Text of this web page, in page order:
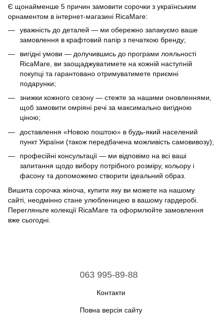
Є щонайменше 5 причин замовити сорочки з українським
орнаментом в інтернет-магазині RicaMare:
уважність до деталей — ми обережно запакуємо ваше
замовлення в крафтовий папір з печаткою бренду;
вигідні умови — долучившись до програми лояльності
RicaMare, ви заощаджуватимете на кожній наступній
покупці та гарантовано отримуватимете приємні
подарунки;
знижки кожного сезону — стежте за нашими оновленнями,
щоб замовити омріяні речі за максимально вигідною
ціною;
доставлення «Новою поштою» в будь-який населений
пункт України (також передбачена можливість самовивозу);
професійні консультації — ми відповімо на всі ваші
запитання щодо вибору потрібного розміру, кольору і
фасону та допоможемо створити ідеальний образ.
Вишита сорочка жіноча, купити яку ви можете на нашому
сайті, неодмінно стане улюбленицею в вашому гардеробі.
Перегляньте колекції RicaMare та оформлюйте замовлення
вже сьогодні.
063 995-89-88
Контакти
Повна версія сайту